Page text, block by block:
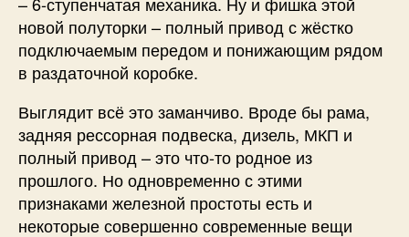
новой полуторки – полный привод с жёстко
подключаемым передом и понижающим рядом
в раздаточной коробке.
Выглядит всё это заманчиво. Вроде бы рама,
задняя рессорная подвеска, дизель, МКП и
полный привод – это что-то родное из
прошлого. Но одновременно с этими
признаками железной простоты есть и
некоторые совершенно современные вещи